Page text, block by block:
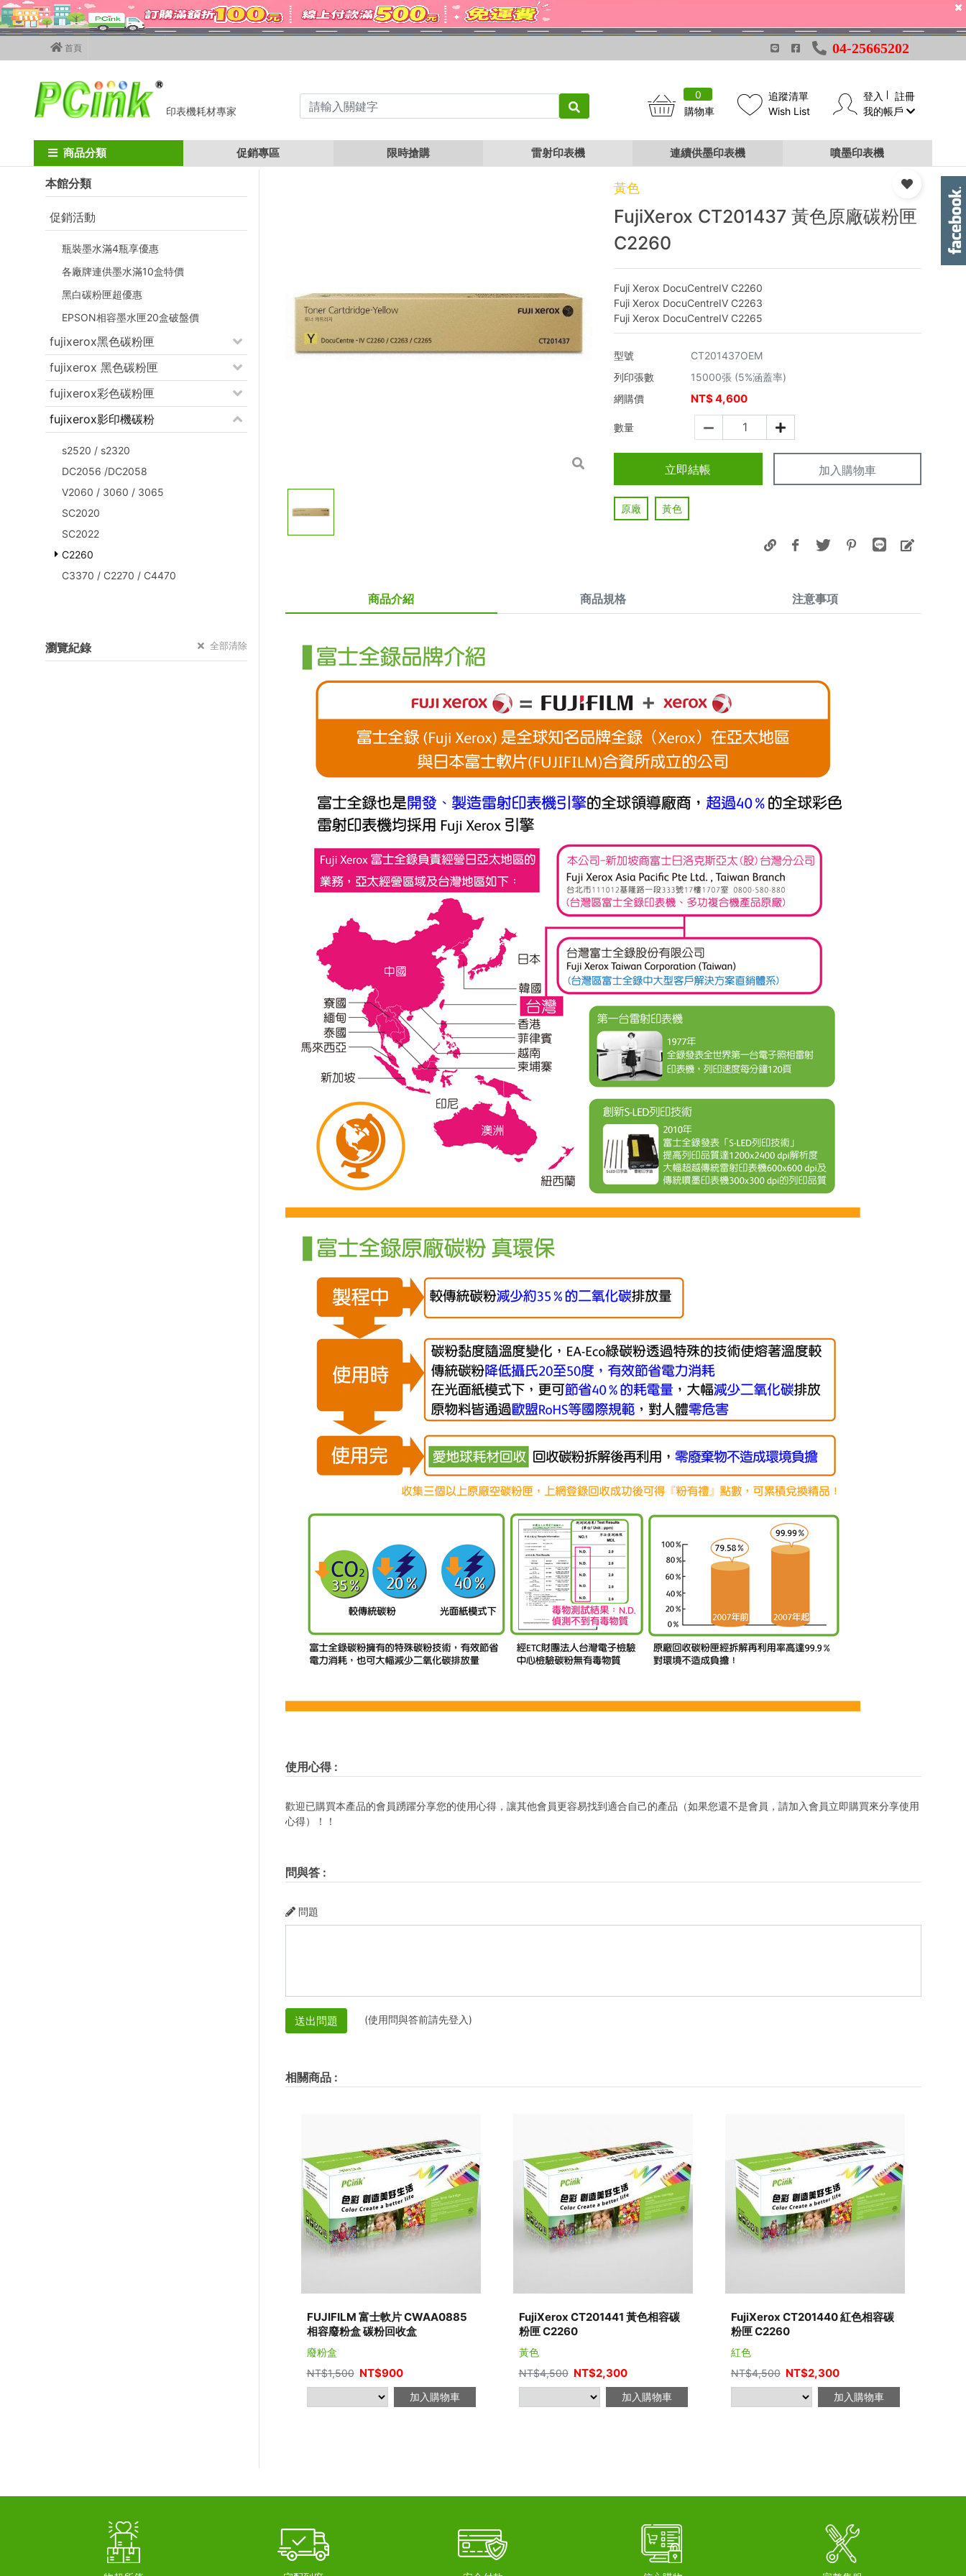
首頁 04-25665202
印表機耗材專家
0
購物車
追蹤清單
Wish List
登入
註冊
我的帳戶
商品分類 促銷專區 限時搶購 雷射印表機 連續供墨印表機 噴墨印表機
Home FUJIFILM碳粉匣 fujixerox影印機碳粉 C2260 FujiXerox CT201437 黃色原廠碳粉匣 C2260
本館分類
促銷活動
瓶裝墨水滿4瓶享優惠
各廠牌連供墨水滿10盒特價
黑白碳粉匣超優惠
EPSON相容墨水匣20盒破盤價
fujixerox黑色碳粉匣
fujixerox 黑色碳粉匣
fujixerox彩色碳粉匣
fujixerox影印機碳粉
s2520 / s2320
DC2056 /DC2058
V2060 / 3060 / 3065
SC2020
SC2022
C2260
C3370 / C2270 / C4470
瀏覽紀錄 全部清除
黃色
FujiXerox CT201437 黃色原廠碳粉匣
C2260
Fuji Xerox DocuCentreIV C2260
Fuji Xerox DocuCentreIV C2263
Fuji Xerox DocuCentreIV C2265
型號
CT201437OEM
列印張數
15000張 (5%涵蓋率)
網購價
NT$4,600
數量
立即結帳 加入購物車
原廠 黃色
商品介紹 商品規格 注意事項
使用心得:
歡迎已購買本產品的會員踴躍分享您的使用心得，讓其他會員更容易找到適合自己的產品（如果您還不是會員，請加入會員立即購買來分享使用
心得）！！
問與答:
問題
送出問題 (使用問與答前請先登入)
相關商品:
FUJIFILM 富士軟片 CWAA0885
相容廢粉盒 碳粉回收盒
廢粉盒
NT$1,500 NT$900
加入購物車
FujiXerox CT201441 黃色相容碳
粉匣 C2260
黃色
NT$4,500 NT$2,300
加入購物車
FujiXerox CT201440 紅色相容碳
粉匣 C2260
紅色
NT$4,500 NT$2,300
加入購物車